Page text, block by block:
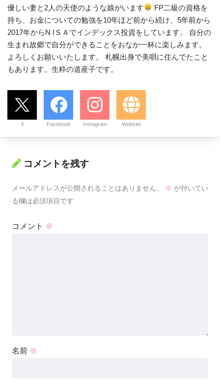
優しい妻と2人の天使のような娘がいます
FP二級の資格を
持ち、お金についての勉強を10年ほど前から続け、5年前から
2017年からN IＳＡでインデックス投資をしています。 自分の
生まれ故郷で自分ができることをおなか一杯に楽しみます。
よろしくお願いいたします。 札幌出身で美唄に住んでたこと
もあります。生粋の道産子です。
X Facebook Instagram Website
コメントを残す
メールアドレスが公開されることはありません。 ※ が付いてい
る欄は必須項目です
コメント ※
名前 ※